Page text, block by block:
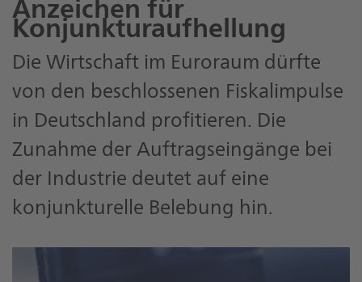
Anzeichen für
Konjunkturaufhellung
Die Wirtschaft im Euroraum dürfte
von den beschlossenen Fiskalimpulse
in Deutschland profitieren. Die
Zunahme der Auftragseingänge bei
der Industrie deutet auf eine
konjunkturelle Belebung hin.